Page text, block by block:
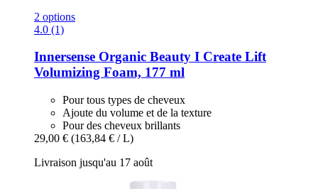
2 options
4.0 (1)
Innersense Organic Beauty I Create Lift
Volumizing Foam, 177 ml
Pour tous types de cheveux
Ajoute du volume et de la texture
Pour des cheveux brillants
29,00 € (163,84 € / L)
Livraison jusqu'au 17 août